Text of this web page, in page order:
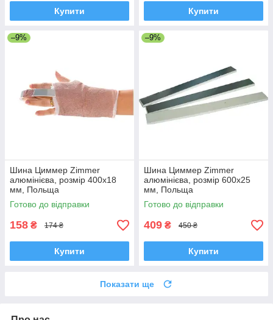
Купити Купити
–9%
Шина Циммер Zimmer
алюмінієва, розмір 400х18
мм, Польща
Готово до відправки
158 ₴ 174 ₴
Купити
–9%
Шина Циммер Zimmer
алюмінієва, розмір 600х25
мм, Польща
Готово до відправки
409 ₴ 450 ₴
Купити
Показати ще